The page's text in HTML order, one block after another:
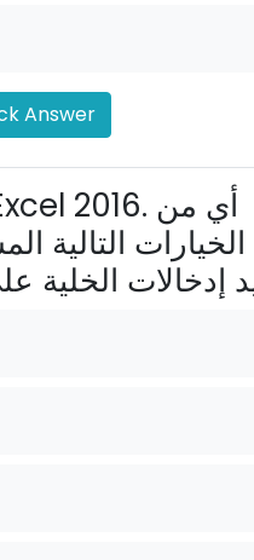
Answer
الخيارات التالية
إدخالات الخلية